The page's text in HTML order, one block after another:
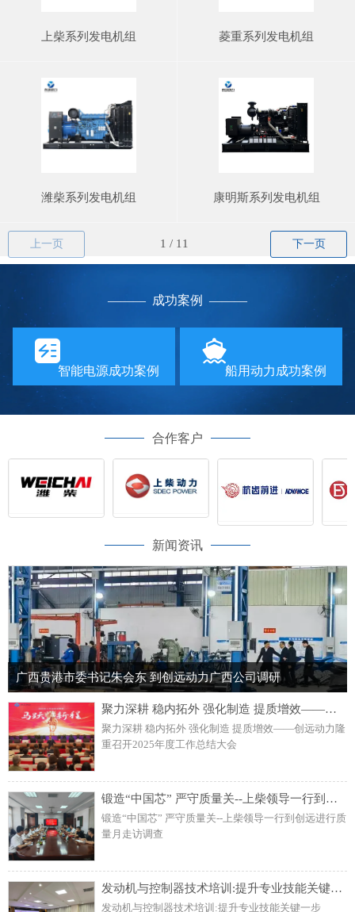
上柴系列发电机组 菱重系列发电机组
潍柴系列发电机组 康明斯系列发电机组
上一页 下一页
——— 成功案例 ———
智能电源成功案例 船用动力成功案例
合作客户
新闻资讯
广西贵港市委书记朱会东 到创远动力广西公司调研
聚力深耕 稳内拓外 强化制造 提质增效——创远动力隆重召开2025年度工作总结大会
聚力深耕 稳内拓外 强化制造 提质增效——创远动力隆
重召开2025年度工作总结大会
锻造“中国芯” 严守质量关--上柴领导一行到创远进行质量月走访调查
锻造“中国芯” 严守质量关--上柴领导一行到创远进行质
量月走访调查
发动机与控制器技术培训:提升专业技能关键一步
发动机与控制器技术培训:提升专业技能关键一步